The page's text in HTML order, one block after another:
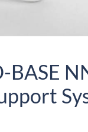
BASE